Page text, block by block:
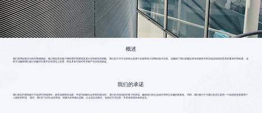
概述
我们采用定制方法应对每项挑战，精心制定符合客户独特需求和愿望及其行业特殊性的策略。 我们的工作方法的特点是基于证据和深入协商的迭代过程。 这确保了我们的建议具有创新性并务实地适应现实世界的复杂性和机遇。 这
种方法确保我们设计的解决方案不仅在理论上合理，而且具有可操作性并能产生切实的效益。
我们的承诺
我们坚定不移地致力于促进可持续增长，倡导道德商业实践，并成为积极社会变革的催化剂。 我们的兑现包括对客户的承诺，确保他们的企业成功并树立卓越的新基准。 同样，我们致力于为我们的员工提供一个促进职业发展和个
人福祉的环境。 最后，我们扩大对社会的承诺，积极为未来做出贡献，让企业以负责任、包容的方式运营，并具有造福未来的远见。